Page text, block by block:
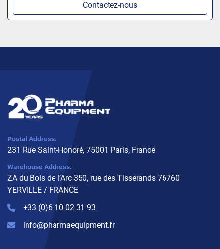
Contactez-nous
Postal Address:
231 Rue Saint-Honoré, 75001 Paris, France
Warehouse Address:
ZA du Bois de l’Arc 350, rue des Tisserands 76760
YERVILLE / FRANCE
+33 (0)6 10 02 31 93
info@pharmaequipment.fr